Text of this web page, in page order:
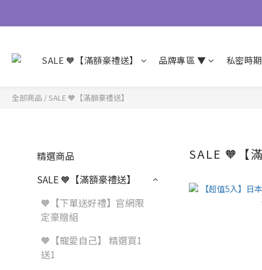
SALE 🧡【滿額豪禮送】 品牌專區 ▼ 私密時
全部商品 /SALE 🧡【滿額豪禮送】
精選商品
SALE 🧡【滿額豪禮送】
🧡【下單送好禮】官網限
定豪贈組
🧡【寵愛自己】 精選買1
送1
SALE 🧡【